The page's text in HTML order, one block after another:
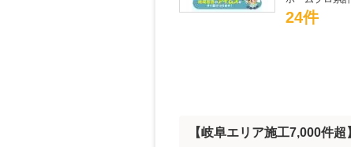
24件
【岐阜エリア施工7,000件